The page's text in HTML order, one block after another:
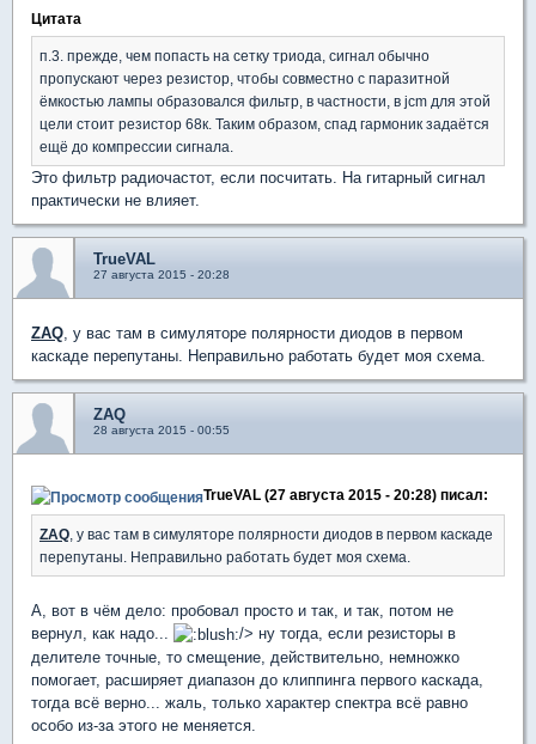
Цитата
п.3. прежде, чем попасть на сетку триода, сигнал обычно
пропускают через резистор, чтобы совместно с паразитной
ёмкостью лампы образовался фильтр, в частности, в jcm для этой
цели стоит резистор 68к. Таким образом, спад гармоник задаётся
ещё до компрессии сигнала.
Это фильтр радиочастот, если посчитать. На гитарный сигнал
практически не влияет.
TrueVAL
27 августа 2015 - 20:28
ZAQ, у вас там в симуляторе полярности диодов в первом
каскаде перепутаны. Неправильно работать будет моя схема.
ZAQ
28 августа 2015 - 00:55
TrueVAL (27 августа 2015 - 20:28) писал:
ZAQ , у вас там в симуляторе полярности диодов в первом каскаде
перепутаны. Неправильно работать будет моя схема.
А, вот в чём дело: пробовал просто и так, и так, потом не
вернул, как надо...
/> ну тогда, если резисторы в
делителе точные, то смещение, действительно, немножко
помогает, расширяет диапазон до клиппинга первого каскада,
тогда всё верно... жаль, только характер спектра всё равно
особо из-за этого не меняется.